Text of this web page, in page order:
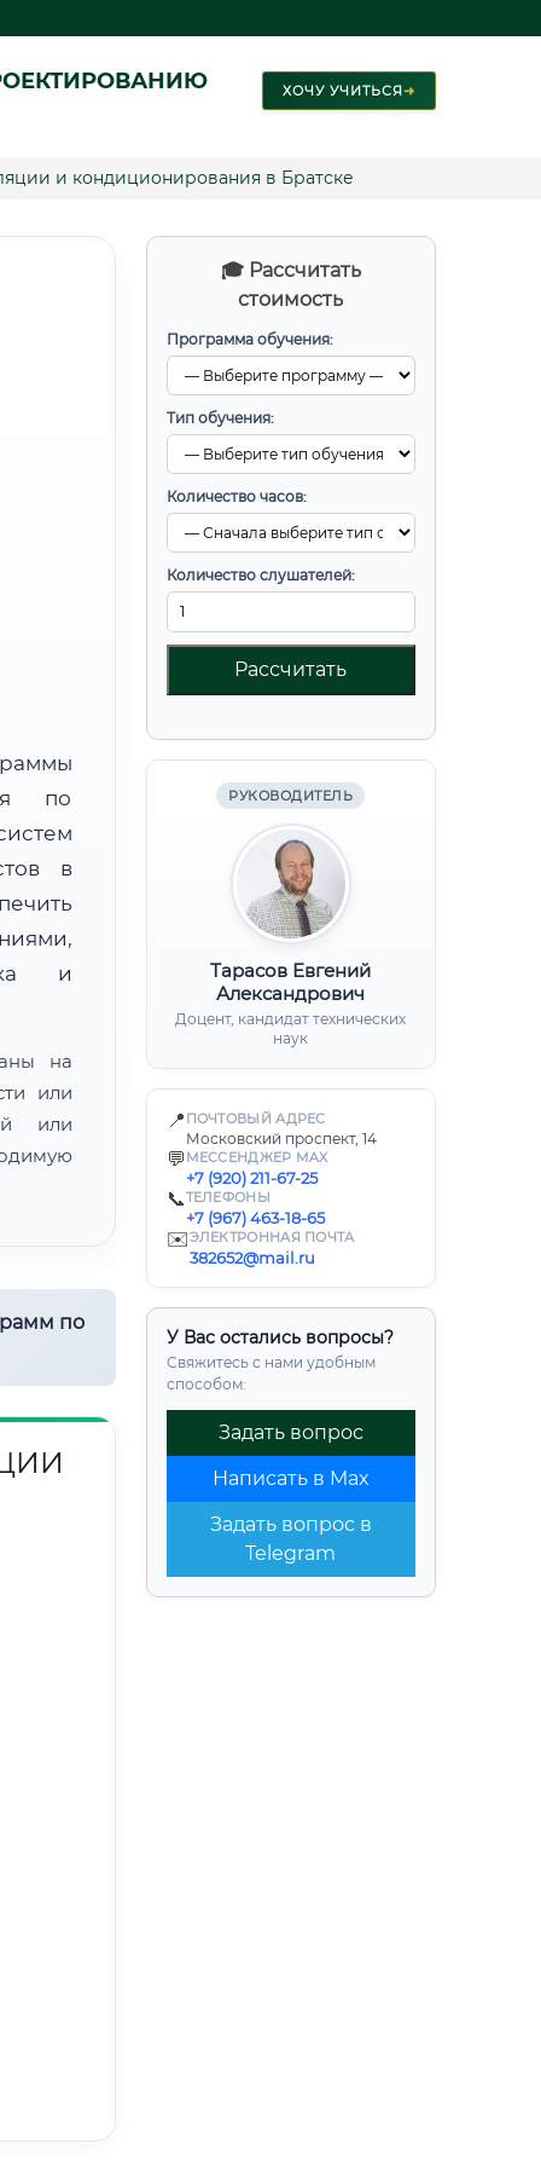
ХОЧУ УЧИТЬСЯ➜
и кондиционирования в Братске
🎓 Рассчитать
стоимость
Программа обучения:
Тип обучения:
Количество часов:
Количество слушателей:
Рассчитать
РУКОВОДИТЕЛЬ
Тарасов Евгений
Александрович
Доцент, кандидат технических
наук
📍 ПОЧТОВЫЙ АДРЕС
Московский проспект, 14
💬 МЕССЕНДЖЕР MAX
+7 (920) 211-67-25
📞ТЕЛЕФОНЫ
+7 (967) 463-18-65
✉️ЭЛЕКТРОННАЯ ПОЧТА
382652@mail.ru
У Вас остались вопросы?
Свяжитесь с нами удобным
способом:
Задать вопрос
Написать в Max
Задать вопрос в
Telegram
по
в
и
на
или
или
по